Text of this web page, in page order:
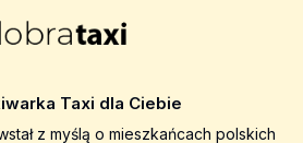
Taxi dla Ciebie
z myślą o mieszkańcach polskich